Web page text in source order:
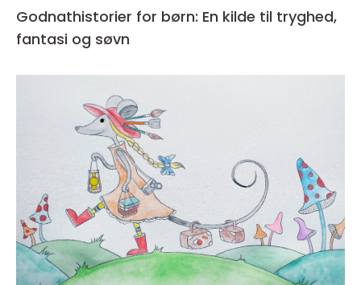
Godnathistorier for børn: En kilde til tryghed,
fantasi og søvn